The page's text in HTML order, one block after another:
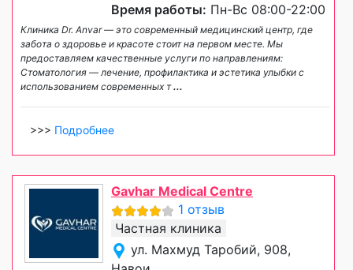
Время работы: Пн-Вс 08:00-22:00
Клиника Dr. Anvar — это современный медицинский центр, где
забота о здоровье и красоте стоит на первом месте. Мы
предоставляем качественные услуги по направлениям:
Стоматология — лечение, профилактика и эстетика улыбки с
использованием современных т...
>>> Подробнее
Gavhar Medical Centre
1 отзыв
Частная клиника
ул. Махмуд Таробий, 908,